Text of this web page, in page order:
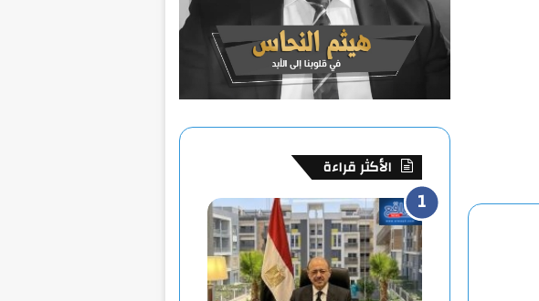
الأكثر قراءة